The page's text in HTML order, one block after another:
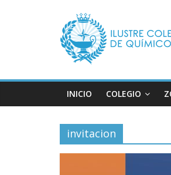
Ilustre
Colegio
Oficial
de
INICIO COLEGIO
invitacion